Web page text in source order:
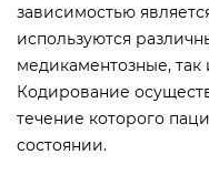
зависимостью
используются
медикаментозные, так
Кодирование
течение которого
состоянии.